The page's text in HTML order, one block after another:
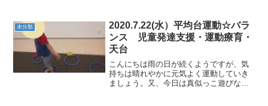
とができました。 ★押し相撲★職員同士
で見本を見せることによっ...
未分類
2020.7.22(水）平均台運動☆バラ
ンス 児童発達支援・運動療育・
天台
こんにちは雨の日が続くようですが、気
持ちは晴れやかに元気よく運動していき
ましょう。又、今日は真似っこ遊びなど